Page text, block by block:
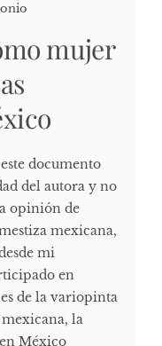
mujer
documento
del autora y no
opinión de
mexicana,
mi
en
de la variopinta
la
México